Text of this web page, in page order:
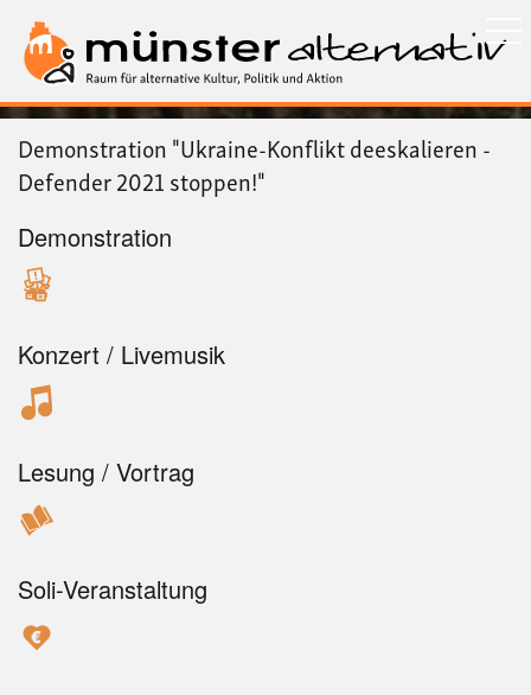
zum
Inhalt
Demonstration "Ukraine-Konflikt deeskalieren -
Defender 2021 stoppen!"
Demonstration
Konzert / Livemusik
Lesung / Vortrag
Soli-Veranstaltung